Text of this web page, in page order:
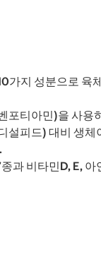
가지 성분으로 육
포티아민)을 사용
설피드) 대비 생체
과 비타민D, E, 아